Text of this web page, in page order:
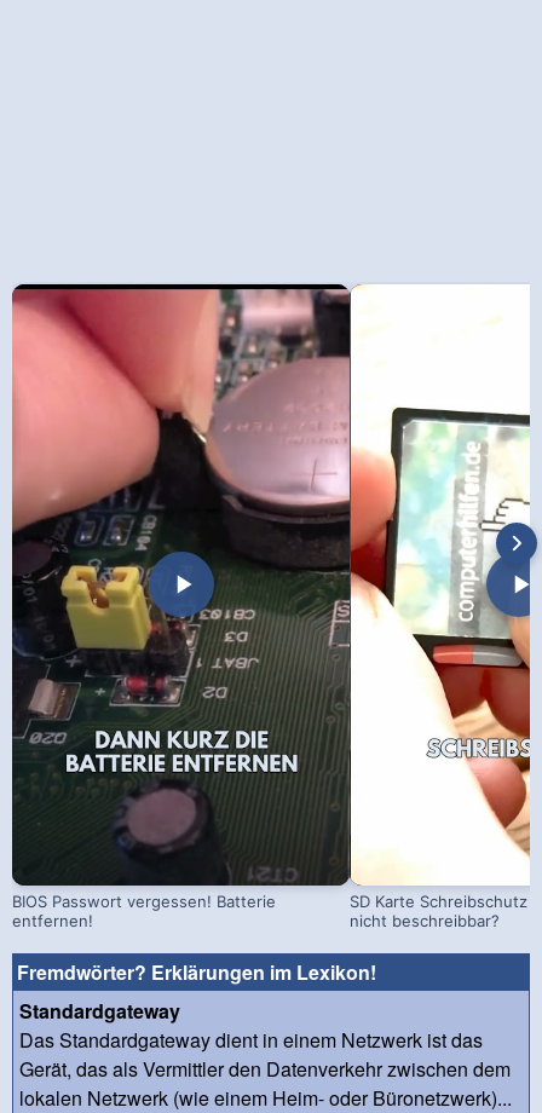
BIOS Passwort vergessen! Batterie
entfernen!
SD Karte Schreibschutz
nicht beschreibbar?
Fremdwörter? Erklärungen im Lexikon!
Standardgateway
Das Standardgateway dient in einem Netzwerk ist das
Gerät, das als Vermittler den Datenverkehr zwischen dem
lokalen Netzwerk (wie einem Heim- oder Büronetzwerk)...